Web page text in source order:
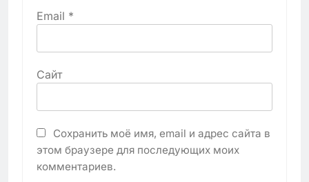
Email *
Сайт
Сохранить моё имя, email и адрес сайта в
этом браузере для последующих моих
комментариев.